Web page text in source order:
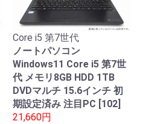
Core i5 第7世代
ノートパソコン
Windows11 Core i5 第7世
代 メモリ8GB HDD 1TB
DVDマルチ 15.6インチ 初
期設定済み 注目PC [102]
21,660円